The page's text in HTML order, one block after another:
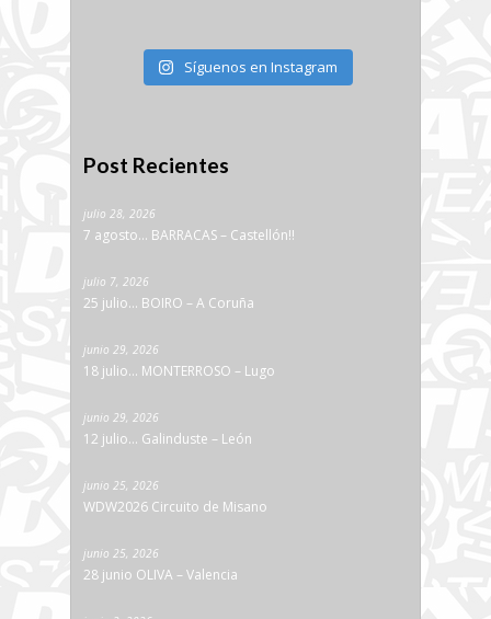
Síguenos en Instagram
Post Recientes
julio 28, 2026
7 agosto… BARRACAS – Castellón!!
julio 7, 2026
25 julio… BOIRO – A Coruña
junio 29, 2026
18 julio… MONTERROSO – Lugo
junio 29, 2026
12 julio… Galinduste – León
junio 25, 2026
WDW2026 Circuito de Misano
junio 25, 2026
28 junio OLIVA – Valencia